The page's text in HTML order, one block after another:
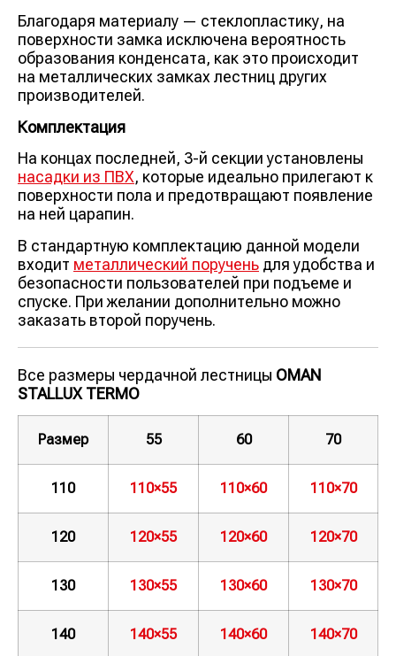
Благодаря материалу — стеклопластику, на
поверхности замка исключена вероятность
образования конденсата, как это происходит
на металлических замках лестниц других
производителей.
Комплектация
На концах последней, 3-й секции установлены
насадки из ПВХ, которые идеально прилегают к
поверхности пола и предотвращают появление
на ней царапин.
В стандартную комплектацию данной модели
входит металлический поручень для удобства и
безопасности пользователей при подъеме и
спуске. При желании дополнительно можно
заказать второй поручень.
Все размеры чердачной лестницы OMAN
STALLUX TERMO
Размер 55 60 70
110 110×55 110×60 110×70
120 120×55 120×60 120×70
130 130×55 130×60 130×70
140 140×55 140×60 140×70